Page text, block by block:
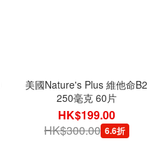
美國Nature's Plus 維他命B2
250毫克 60片
HK$199.00
HK$300.00 6.6折